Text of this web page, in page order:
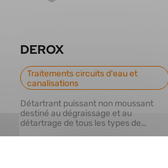
DEROX
Traitements circuits d'eau et
canalisations
Détartrant puissant non moussant
destiné au dégraissage et au
détartrage de tous les types de